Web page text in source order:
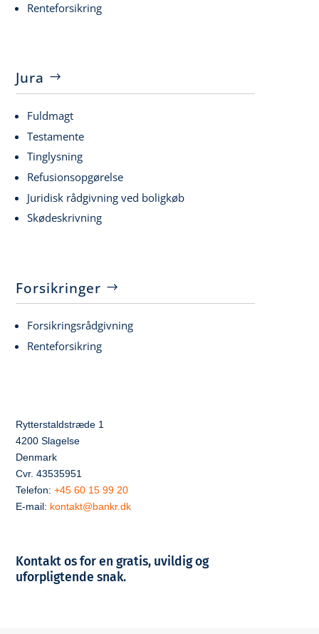
Renteforsikring
Jura
Fuldmagt
Testamente
Tinglysning
Refusionsopgørelse
Juridisk rådgivning ved boligkøb
Skødeskrivning
Forsikringer
Forsikringsrådgivning
Renteforsikring
Rytterstaldstræde 1
4200 Slagelse
Denmark
Cvr. 43535951
Telefon:+45 60 15 99 20
E-mail: kontakt@bankr.dk
Kontakt os for en gratis, uvildig og
uforpligtende snak.